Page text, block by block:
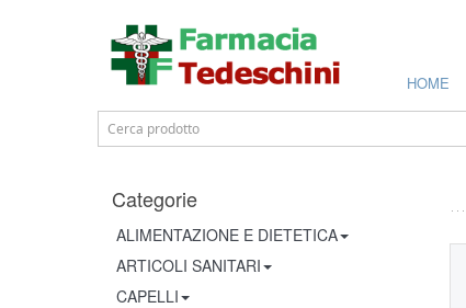
HOME
Categorie
ALIMENTAZIONE E DIETETICA
ARTICOLI SANITARI
CAPELLI